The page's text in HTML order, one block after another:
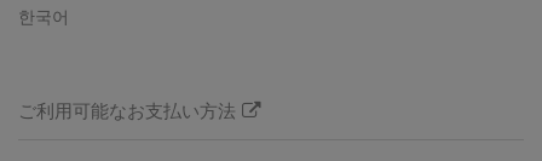
한국어
ご利用可能なお支払い方法